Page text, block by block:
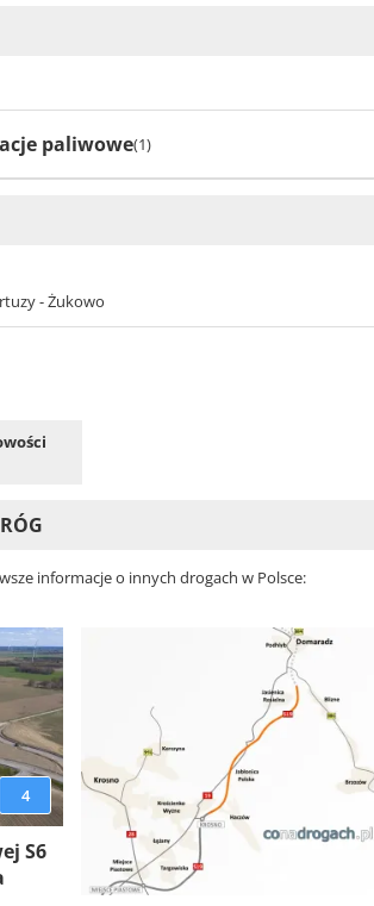
paliwowe(1)
- Żukowo
informacje o innych drogach w Polsce:
4
S6